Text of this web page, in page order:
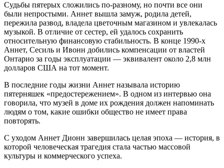
Судьбы пятерых сложились по-разному, но почти все они
были непростыми. Аннет вышла замуж, родила детей,
пережила развод, владела цветочным магазином и увлекалась
музыкой. В отличие от сестер, ей удалось сохранить
относительную финансовую стабильность. В конце 1990-х
Аннет, Сесиль и Ивонн добились компенсации от властей
Онтарио за годы эксплуатации — эквивалент около 2,8 млн
долларов США на тот момент.
В последние годы жизни Аннет называла историю
пятерняшек «предостережением». В одном из интервью она
говорила, что музей в доме их рождения должен напоминать
людям о том, какие ошибки общество не имеет права
повторять.
С уходом Аннет Дионн завершилась целая эпоха — история, в
которой человеческая трагедия стала частью массовой
культуры и коммерческого успеха.